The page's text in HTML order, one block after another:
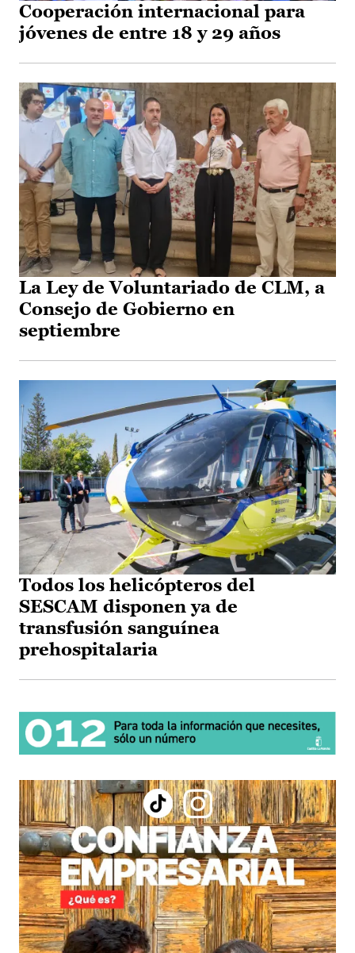
Cooperación internacional para
jóvenes de entre 18 y 29 años
La Ley de Voluntariado de CLM, a
Consejo de Gobierno en
septiembre
Todos los helicópteros del
SESCAM disponen ya de
transfusión sanguínea
prehospitalaria